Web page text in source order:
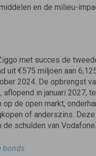
en de milieu-
met succes de
uit €575 miljoen aan
2024. De opbrengst
in januari 2027,
de open markt,
of anderszins.
de schulden van
bonds